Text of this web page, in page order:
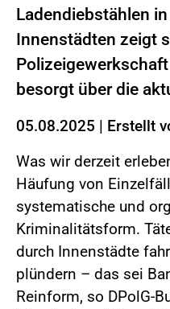
Ladendiebstählen
Innenstädten zeigt
besorgt über die
05.08.2025 | Erstellt
Was wir derzeit
Häufung von
systematische und
Kriminalitätsform.
durch Innenstädte
plündern – das sei
Reinform, so DPolG-